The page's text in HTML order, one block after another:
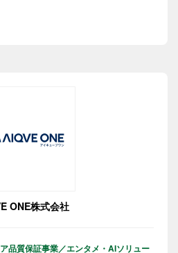
ONE株式会社
品質保証事業／エンタメ・AIソリュー